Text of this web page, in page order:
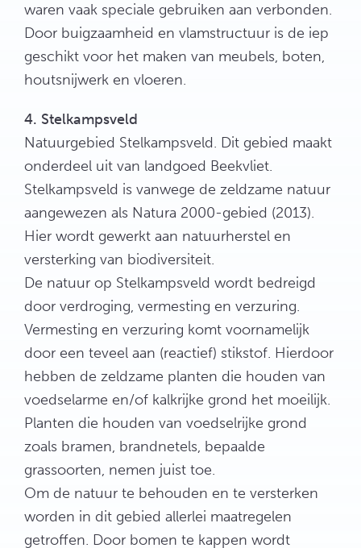
waren vaak speciale gebruiken aan verbonden.
Door buigzaamheid en vlamstructuur is de iep
geschikt voor het maken van meubels, boten,
houtsnijwerk en vloeren.
4. Stelkampsveld
Natuurgebied Stelkampsveld. Dit gebied maakt
onderdeel uit van landgoed Beekvliet.
Stelkampsveld is vanwege de zeldzame natuur
aangewezen als Natura 2000-gebied (2013).
Hier wordt gewerkt aan natuurherstel en
versterking van biodiversiteit.
De natuur op Stelkampsveld wordt bedreigd
door verdroging, vermesting en verzuring.
Vermesting en verzuring komt voornamelijk
door een teveel aan (reactief) stikstof. Hierdoor
hebben de zeldzame planten die houden van
voedselarme en/of kalkrijke grond het moeilijk.
Planten die houden van voedselrijke grond
zoals bramen, brandnetels, bepaalde
grassoorten, nemen juist toe.
Om de natuur te behouden en te versterken
worden in dit gebied allerlei maatregelen
getroffen. Door bomen te kappen wordt